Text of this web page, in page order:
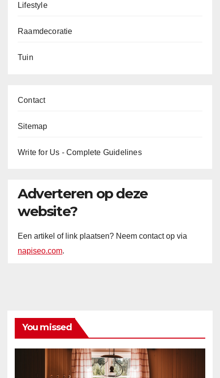
Lifestyle
Raamdecoratie
Tuin
Contact
Sitemap
Write for Us - Complete Guidelines
Adverteren op deze
website?
Een artikel of link plaatsen? Neem contact op via
napiseo.com.
You missed